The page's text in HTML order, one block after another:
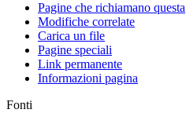
Pagine che richiamano questa
Modifiche correlate
Carica un file
Pagine speciali
Link permanente
Informazioni pagina
Fonti